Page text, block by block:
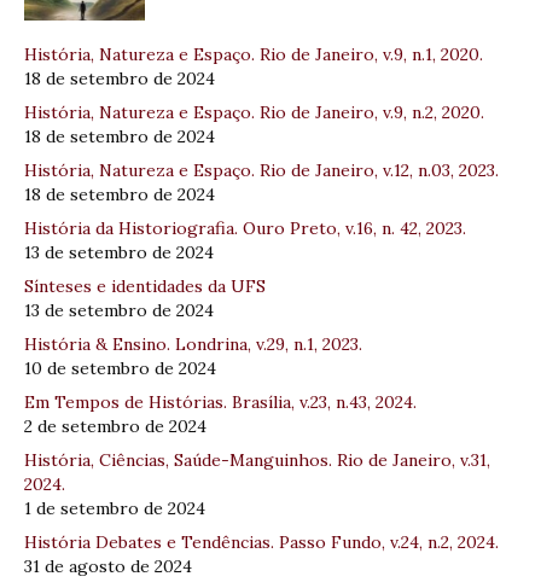
História, Natureza e Espaço. Rio de Janeiro, v.9, n.1, 2020.
18 de setembro de 2024
História, Natureza e Espaço. Rio de Janeiro, v.9, n.2, 2020.
18 de setembro de 2024
História, Natureza e Espaço. Rio de Janeiro, v.12, n.03, 2023.
18 de setembro de 2024
História da Historiografia. Ouro Preto, v.16, n. 42, 2023.
13 de setembro de 2024
Sínteses e identidades da UFS
13 de setembro de 2024
História & Ensino. Londrina, v.29, n.1, 2023.
10 de setembro de 2024
Em Tempos de Histórias. Brasília, v.23, n.43, 2024.
2 de setembro de 2024
História, Ciências, Saúde-Manguinhos. Rio de Janeiro, v.31,
2024.
1 de setembro de 2024
História Debates e Tendências. Passo Fundo, v.24, n.2, 2024.
31 de agosto de 2024